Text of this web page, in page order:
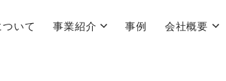
いて 事業紹介 事例 会社概要